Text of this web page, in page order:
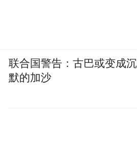
联合国警告：古巴或变成沉
默的加沙